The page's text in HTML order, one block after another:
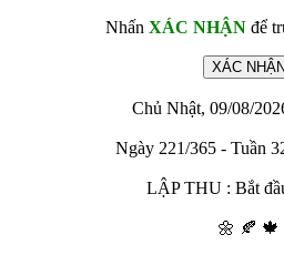
Nhấn XÁC NHẬNđể
Chủ Nhật, 09/08/
Ngày 221/365 - Tuần
LẬP THU : Bắt
🌼 🍂 🍁